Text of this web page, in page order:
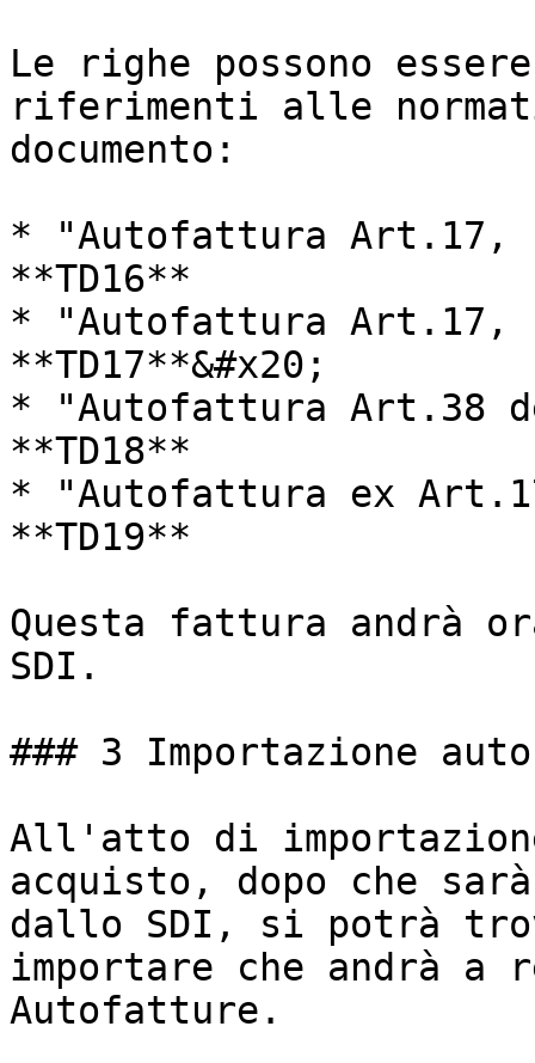
Le righe possono
riferimenti alle
documento:
* "Autofattura Art.17,
**TD16**
* "Autofattura Art.17,
**TD17**&#x20;
* "Autofattura Art.38
**TD18**
* "Autofattura ex
**TD19**
Questa fattura andrà
SDI.
### 3️ Importazione
All'atto di
acquisto, dopo che
dallo SDI, si potrà
importare che andrà
Autofatture.